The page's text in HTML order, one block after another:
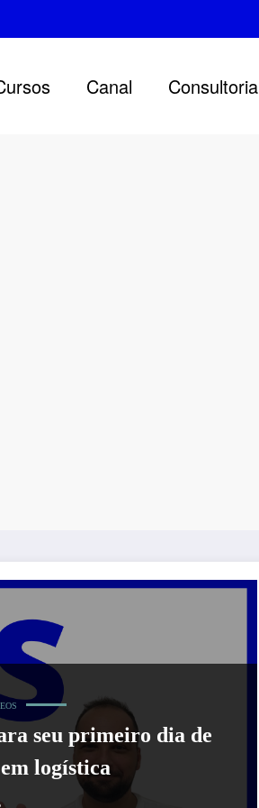
Canal Consultoria
seu primeiro dia de
logística